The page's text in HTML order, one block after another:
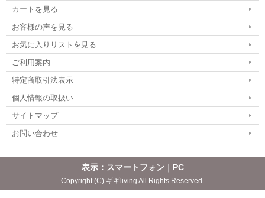
カートを見る
お客様の声を見る
お気に入りリストを見る
ご利用案内
特定商取引法表示
個人情報の取扱い
サイトマップ
お問い合わせ
表示：スマートフォン｜ PC
Copyright (C) ギギliving All Rights Reserved.